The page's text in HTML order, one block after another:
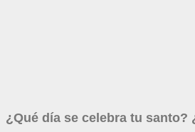
¿Qué día se celebra tu santo?